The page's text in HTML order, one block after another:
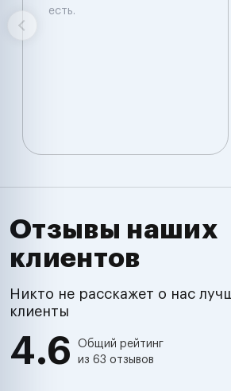
есть.
Отзывы наших
клиентов
Никто не расскажет о нас
клиенты
4.6
Общий рейтинг
из 63 отзывов